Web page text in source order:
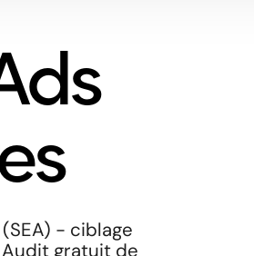
- ciblage
gratuit de